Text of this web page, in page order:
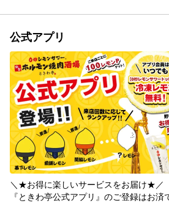
公式アプリ
＼★お得に楽しいサービスをお届け★／
『ときわ亭公式アプリ』のご登録はお済